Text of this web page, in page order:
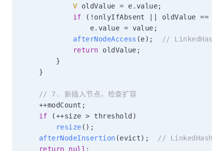
V oldValue = e .value;
if
( ! onlyIfAbsent oldValue ==
                e
. value = value ;
afterNodeAccess (e) ;
//
return oldValue ;
}
}
// 7. 新插入节点，检查扩容
++modCount ;
if
(++size > threshold )
resize ( ) ;
afterNodeInsertion (evict) ;
//
return
null ;